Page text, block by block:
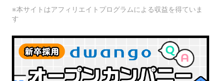
※本サイトはアフィリエイトプログラムによる収益を得ていま
す